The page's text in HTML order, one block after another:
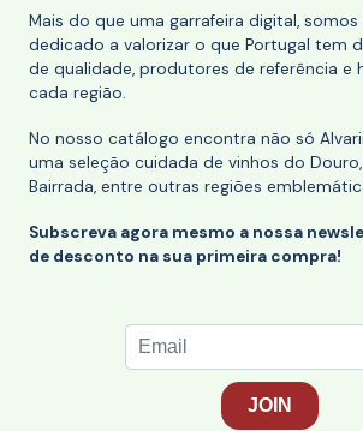
Mais do que uma garrafeira digital,
dedicado a valorizar o que Portugal tem
de qualidade, produtores de referência e
cada região.
No nosso catálogo encontra não só
uma seleção cuidada de vinhos do
Bairrada, entre outras regiões
Subscreva agora mesmo a nossa
de desconto na sua primeira compra!